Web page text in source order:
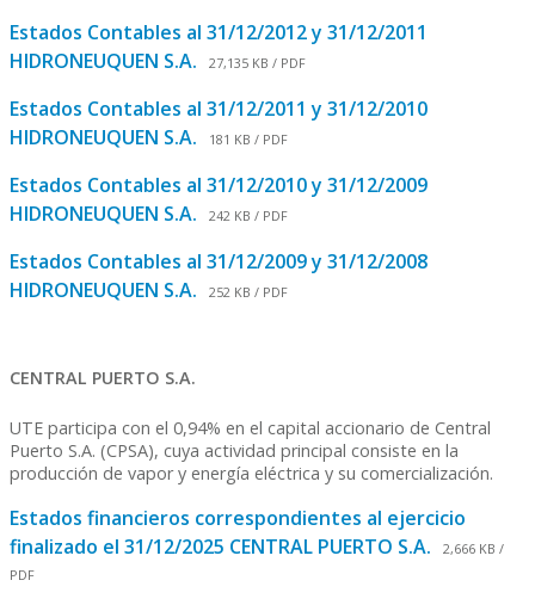
Estados Contables al 31/12/2012 y 31/12/2011
HIDRONEUQUEN S.A.
27,135 KB / PDF
Estados Contables al 31/12/2011 y 31/12/2010
HIDRONEUQUEN S.A.
181 KB / PDF
Estados Contables al 31/12/2010 y 31/12/2009
HIDRONEUQUEN S.A.
242 KB / PDF
Estados Contables al 31/12/2009 y 31/12/2008
HIDRONEUQUEN S.A.
252 KB / PDF
CENTRAL PUERTO S.A.
UTE participa con el 0,94% en el capital accionario de Central
Puerto S.A. (CPSA), cuya actividad principal consiste en la
producción de vapor y energía eléctrica y su comercialización.
Estados financieros correspondientes al ejercicio
finalizado el 31/12/2025 CENTRAL PUERTO S.A.
2,666 KB /
PDF